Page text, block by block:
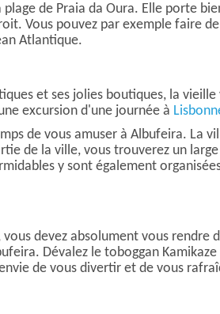
de Praia da Oura. Elle porte
Vous pouvez par exemple faire
Atlantique.
et ses jolies boutiques, la
excursion d'une journée à
de vous amuser à Albufeira. La
de la ville, vous trouverez un
y sont également
devez absolument vous
Dévalez le toboggan
de vous divertir et de vous